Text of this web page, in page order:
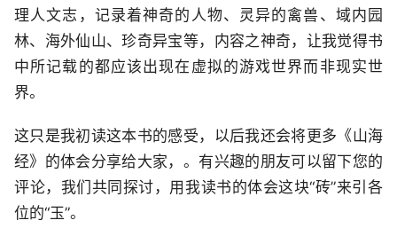
理人文志，记录着神奇的人物、灵异的禽兽、域内园
林、海外仙山、珍奇异宝等，内容之神奇，让我觉得书
中所记载的都应该出现在虚拟的游戏世界而非现实世
界。
这只是我初读这本书的感受，以后我还会将更多《山海
经》的体会分享给大家，。有兴趣的朋友可以留下您的
评论，我们共同探讨，用我读书的体会这块“砖”来引各
位的“玉”。